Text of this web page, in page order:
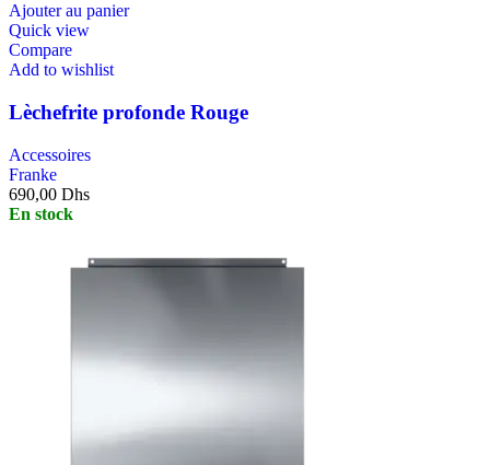
Ajouter au panier
Quick view
Compare
Add to wishlist
Lèchefrite profonde Rouge
Accessoires
Franke
690,00 Dhs
En stock